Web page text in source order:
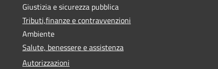
Giustizia e sicurezza pubblica
Tributi,finanze e contravvenzioni
Ambiente
Salute, benessere e assistenza
Autorizzazioni